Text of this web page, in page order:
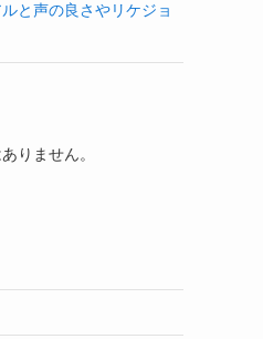
と声の良さやリケジョ
りません。